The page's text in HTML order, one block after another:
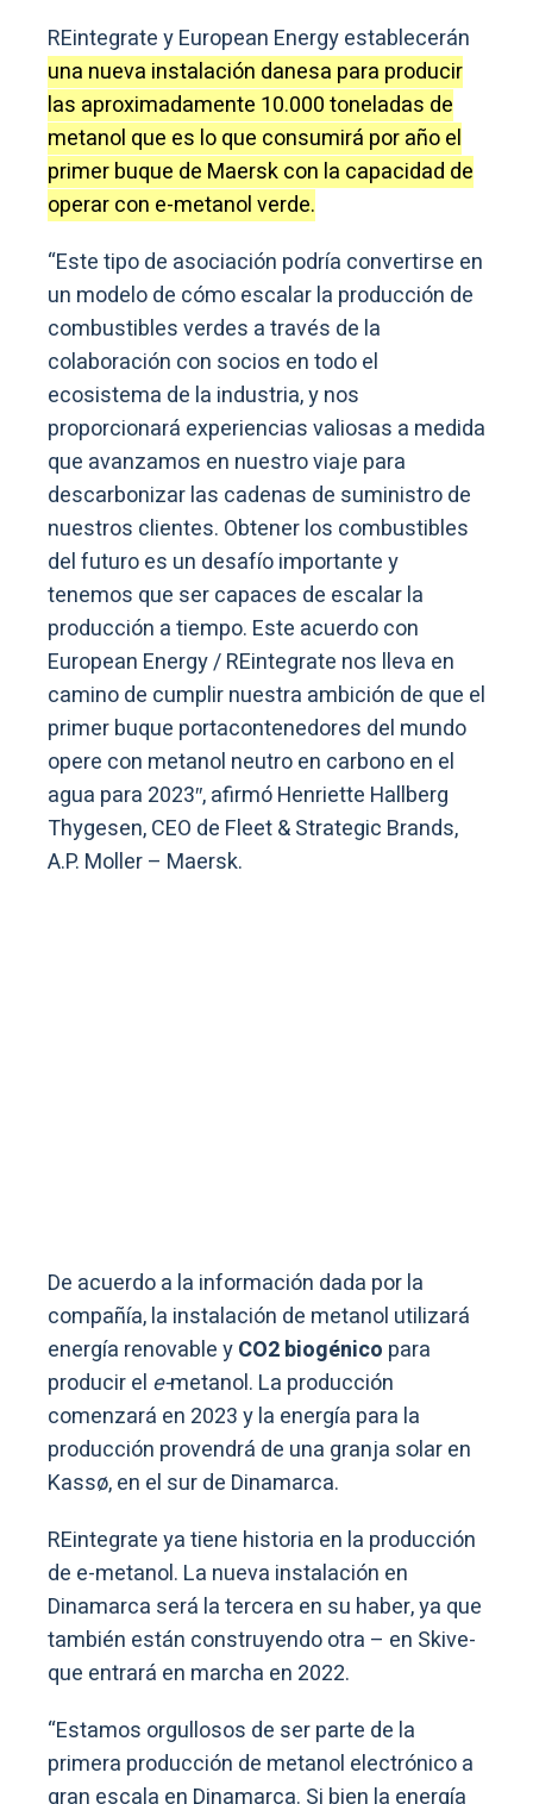
REintegrate y European Energy establecerán
una nueva instalación danesa para producir
las aproximadamente 10.000 toneladas de
metanol que es lo que consumirá por año el
primer buque de Maersk con la capacidad de
operar con e-metanol verde.
“Este tipo de asociación podría convertirse en
un modelo de cómo escalar la producción de
combustibles verdes a través de la
colaboración con socios en todo el
ecosistema de la industria, y nos
proporcionará experiencias valiosas a medida
que avanzamos en nuestro viaje para
descarbonizar las cadenas de suministro de
nuestros clientes. Obtener los combustibles
del futuro es un desafío importante y
tenemos que ser capaces de escalar la
producción a tiempo. Este acuerdo con
European Energy / REintegrate nos lleva en
camino de cumplir nuestra ambición de que el
primer buque portacontenedores del mundo
opere con metanol neutro en carbono en el
agua para 2023″, afirmó Henriette Hallberg
Thygesen, CEO de Fleet & Strategic Brands,
A.P. Moller – Maersk.
De acuerdo a la información dada por la
compañía, la instalación de metanol utilizará
energía renovable yCO2 biogénico para
producir el e-metanol. La producción
comenzará en 2023 y la energía para la
producción provendrá de una granja solar en
Kassø, en el sur de Dinamarca.
REintegrate ya tiene historia en la producción
de e-metanol. La nueva instalación en
Dinamarca será la tercera en su haber, ya que
también están construyendo otra – en Skive-
que entrará en marcha en 2022.
“Estamos orgullosos de ser parte de la
primera producción de metanol electrónico a
gran escala en Dinamarca. Si bien la energía